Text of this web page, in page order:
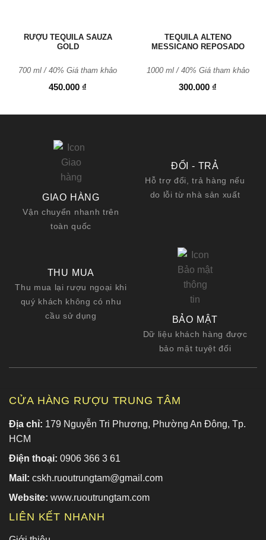
RƯỢU TEQUILA SAUZA
GOLD
450.000 ₫
700 ml / 40% Giá tham khảo
TEQUILA ALTENO
MESSICANO REPOSADO
300.000 ₫
1000 ml / 40% Giá tham khảo
GIAO HÀNG
Vận chuyển nhanh trên
toàn quốc
ĐỔI - TRẢ
Hỗ trợ đổi, trả hàng nếu
do lỗi từ nhà sản xuất
THU MUA
Thu mua lại rượu ngoại khi
quý khách không có nhu
cầu sử dụng
BẢO MẬT
Dữ liệu khách hàng được
bảo mật tuyệt đối
CỬA HÀNG RƯỢU TRUNG TÂM
Địa chỉ: 179 Nguyễn Tri Phương, Phường An Đông, Tp.
HCM
Điện thoại: 0906 366 3 61
Mail: cskh.ruoutrungtam@gmail.com
Website: www.ruoutrungtam.com
LIÊN KẾT NHANH